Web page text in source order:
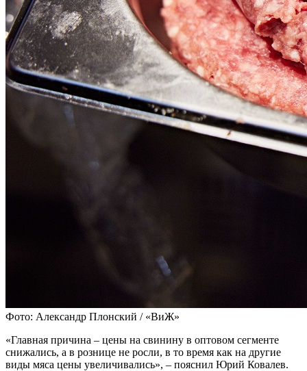
Фото: Александр Плонский / «ВиЖ»
«Главная причина – цены на свинину в оптовом сегменте
снижались, а в рознице не росли, в то время как на другие
виды мяса цены увеличивались», – пояснил Юрий Ковалев.